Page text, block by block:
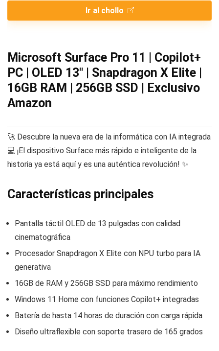
Ir al chollo
Microsoft Surface Pro 11 | Copilot+
PC | OLED 13″ | Snapdragon X Elite |
16GB RAM | 256GB SSD | Exclusivo
Amazon
🚀 Descubre la nueva era de la informática con IA integrada
💻 ¡El dispositivo Surface más rápido e inteligente de la
historia ya está aquí y es una auténtica revolución! ✨
Características principales
Pantalla táctil OLED de 13 pulgadas con calidad
cinematográfica
Procesador Snapdragon X Elite con NPU turbo para IA
generativa
16GB de RAM y 256GB SSD para máximo rendimiento
Windows 11 Home con funciones Copilot+ integradas
Batería de hasta 14 horas de duración con carga rápida
Diseño ultraflexible con soporte trasero de 165 grados